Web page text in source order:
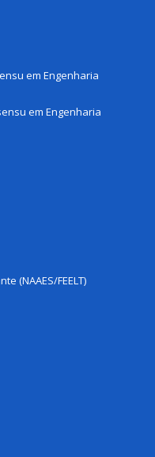
em Engenharia
em Engenharia
(NAAES/FEELT)